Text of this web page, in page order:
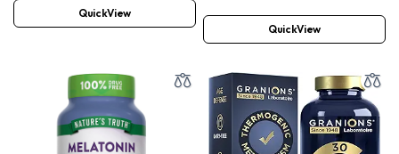
QuickView
QuickView